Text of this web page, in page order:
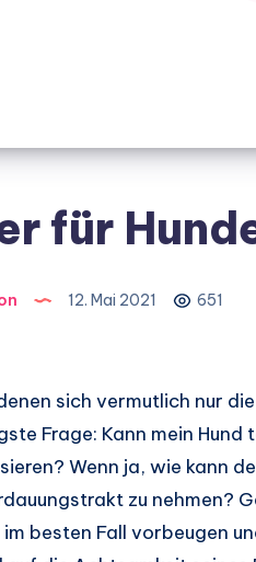
für
12. Mai 2021 651
sich vermutlich nur
Frage: Kann mein Hund
Wenn ja, wie kann
zu nehmen?
besten Fall vorbeugen